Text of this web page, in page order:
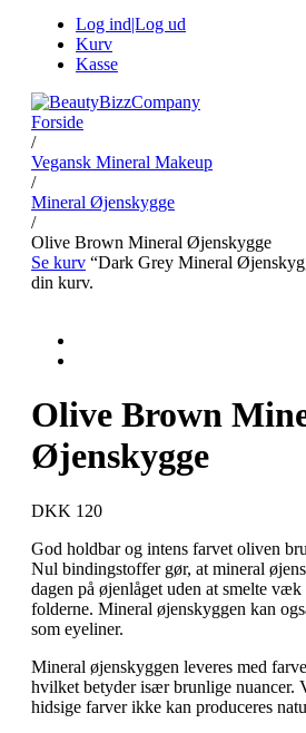
Log ind|Log ud
Kurv
Kasse
Forside
/
Vegansk Mineral Makeup
/
Mineral Øjenskygge
/
Olive Brown Mineral Øjenskygge
Se kurv “Dark Grey Mineral
din kurv.
Olive Brown
Øjenskygge
DKK 120
God holdbar og intens farvet oliven
Nul bindingstoffer gør, at mineral
dagen på øjenlåget uden at smelte
folderne. Mineral øjenskyggen kan
som eyeliner.
Mineral øjenskyggen leveres med
hvilket betyder især brunlige nuancer.
hidsige farver ikke kan produceres